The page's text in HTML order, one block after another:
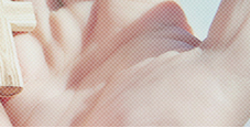
회원가입
로그인